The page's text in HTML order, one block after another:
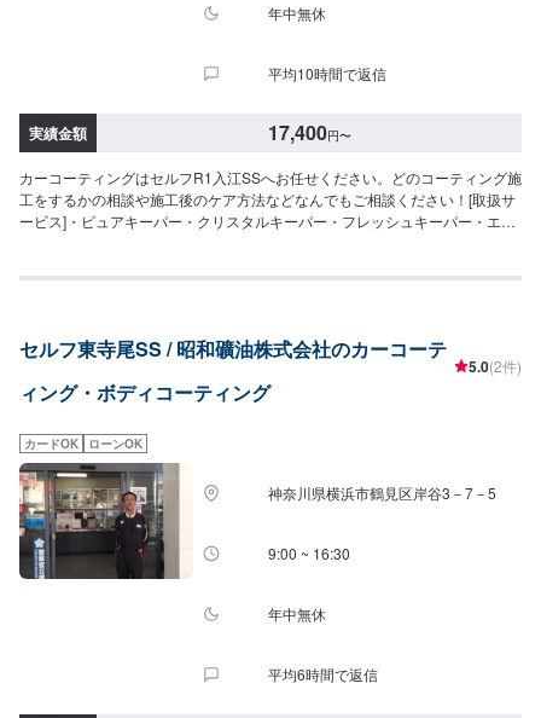
年中無休
平均10時間で返信
実績金額 17,400円〜
カーコーティングはセルフR1入江SSへお任せください。どのコーティング施
工をするかの相談や施工後のケア方法などなんでもご相談ください！[取扱サ
ービス]・ピュアキーパー・クリスタルキーパー・フレッシュキーパー・エコ
円(Mサイズ)23,900円(Lサイズ)28,400円(LLサイズ)32,900円（XLサイズ）▶︎
42,900円（XLサイズ）▶︎エコダイヤキーパー（参考価格）72,200円（SSサ
イズ）79,900円（Sサイズ）87,600円（Mサイズ）93,200円（Lサイズ）
102,900円（LLサイズ）131,400円（XLサイズ）▶︎ダイヤモンドキーパー
ズ）64,400円（Lサイズ）70,900円（LLサイズ）90,700円（XLサイズ）▶︎W
ダイヤモンドキーパー（参考価格）72,200円（SSサイズ）79,900円（Sサイ
ズ）87,600円（Mサイズ）93,200円（Lサイズ）102,900円（LLサイズ）
131,400円（XLサイズ）[有資格者]・1級：3名※第9回2024年キーパーコンテ
スト出場
セルフ東寺尾SS / 昭和礦油株式会社のカーコーテ
ィング・ボディコーティング
5.0(2件)
カードOK ローンOK
神奈川県横浜市鶴見区岸谷3－7－5
9:00 ~ 16:30
年中無休
平均6時間で返信